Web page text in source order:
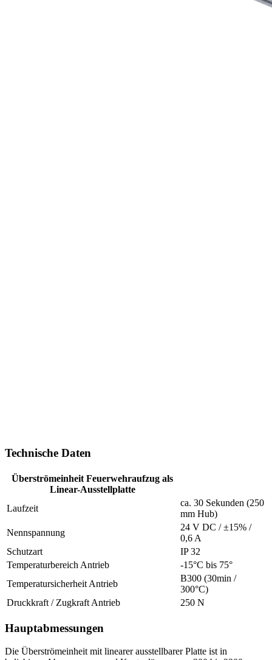
Technische Daten
Überströmeinheit Feuerwehraufzug als
Linear-Ausstellplatte
Laufzeit
ca. 30 Sekunden (250
mm Hub)
Nennspannung
24 V DC / ±15% /
0,6 A
Schutzart
IP 32
Temperaturbereich Antrieb
-15°C bis 75°
Temperatursicherheit Antrieb
B300 (30min /
300°C)
Druckkraft / Zugkraft Antrieb
250 N
Hauptabmessungen
Die Überströmeinheit mit linearer ausstellbarer Platte ist in